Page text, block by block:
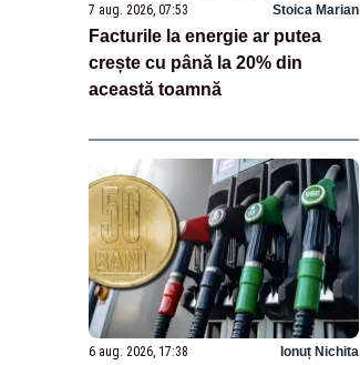
7 aug. 2026, 07:53 Stoica Marian
Facturile la energie ar putea
crește cu până la 20% din
această toamnă
6 aug. 2026, 17:38 Ionuț Nichita